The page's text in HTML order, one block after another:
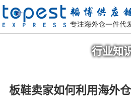
行业知
板鞋卖家如何利用海外